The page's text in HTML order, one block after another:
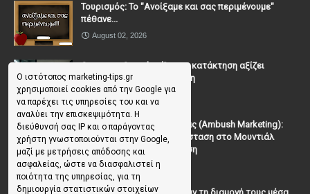
Ο ιστότοπος marketing-tips.gr
χρησιμοποιεί cookies από την Google για
να παρέχει τις υπηρεσίες του και να
αναλύει την επισκεψιμότητα. Η
διεύθυνσή σας IP και ο παράγοντας
χρήστη γνωστοποιούνται στην Google,
μαζί με μετρήσεις απόδοσης και
ασφαλείας, ώστε να διασφαλιστεί η
ποιότητα της υπηρεσίας, για τη
δημιουργία στατιστικών στοιχείων
Τουρισμός: Το "Ανοίξαμε και σας περιμένουμε"
πέθανε...
August 02, 2026
Casanova Complex: Όταν η κατάκτηση αξίζει
περισσότερο από τη σχέση
July 31, 2026
To Μάρκετινγκ της Ενέδρας (Ambush Marketing):
Πώς να κλέψεις την παράσταση στο Μουντιάλ
χωρίς (επίσημη) πρόσκληση
July 19, 2026